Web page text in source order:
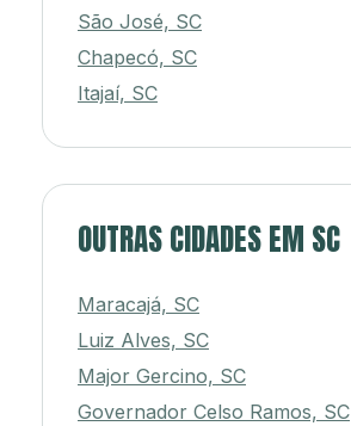
São José, SC
Chapecó, SC
Itajaí, SC
OUTRAS CIDADES EM SC
Maracajá, SC
Luiz Alves, SC
Major Gercino, SC
Governador Celso Ramos, SC